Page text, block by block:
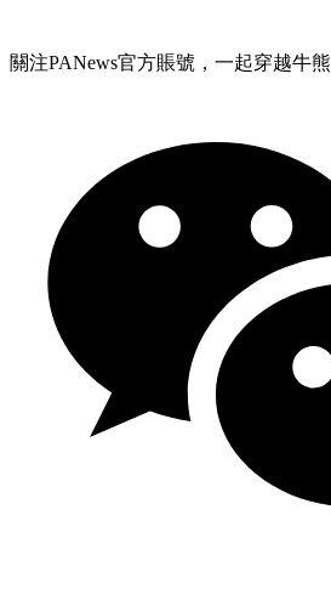
關注PANews官方賬號，一起穿越牛熊